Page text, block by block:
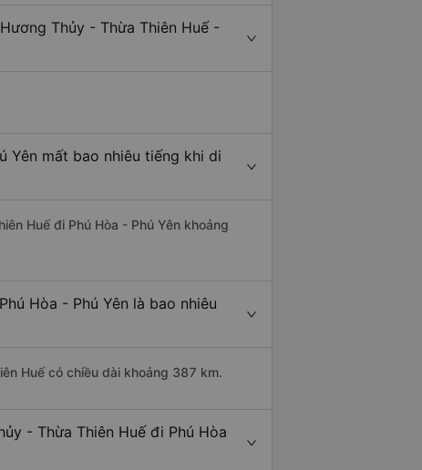
Thủy - Thừa Thiên Huế -
Yên mất bao nhiêu tiếng khi di
Huế đi Phú Hòa - Phú Yên khoảng
Hòa - Phú Yên là bao nhiêu
Huế có chiều dài khoảng 387 km.
- Thừa Thiên Huế đi Phú Hòa